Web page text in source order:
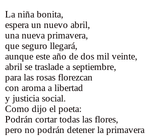
La niña bonita,
espera un nuevo abril,
una nueva primavera,
que seguro llegará,
aunque este año de dos mil veinte,
abril se traslade a septiembre,
para las rosas florezcan
con aroma a libertad
y justicia social.
Como dijo el poeta:
Podrán cortar todas las flores,
pero no podrán detener la primavera